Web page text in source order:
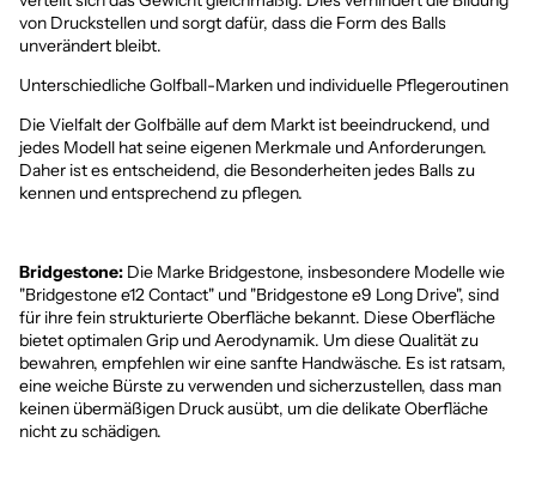
von Druckstellen und sorgt dafür, dass die Form des Balls
unverändert bleibt.
Unterschiedliche Golfball-Marken und individuelle Pflegeroutinen
Die Vielfalt der Golfbälle auf dem Markt ist beeindruckend, und
jedes Modell hat seine eigenen Merkmale und Anforderungen.
Daher ist es entscheidend, die Besonderheiten jedes Balls zu
kennen und entsprechend zu pflegen.
Bridgestone: Die Marke Bridgestone, insbesondere Modelle wie
"Bridgestone e12 Contact" und "Bridgestone e9 Long Drive", sind
für ihre fein strukturierte Oberfläche bekannt. Diese Oberfläche
bietet optimalen Grip und Aerodynamik. Um diese Qualität zu
bewahren, empfehlen wir eine sanfte Handwäsche. Es ist ratsam,
eine weiche Bürste zu verwenden und sicherzustellen, dass man
keinen übermäßigen Druck ausübt, um die delikate Oberfläche
nicht zu schädigen.